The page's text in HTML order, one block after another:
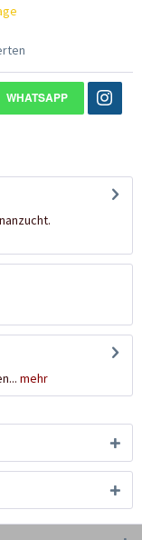
WHATSAPP
mehr